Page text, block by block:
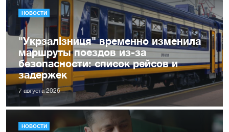
НОВОСТИ
"Укрзалізниця" временно изменила
маршруты поездов из-за
безопасности: список рейсов и
задержек
7 августа 2026
НОВОСТИ